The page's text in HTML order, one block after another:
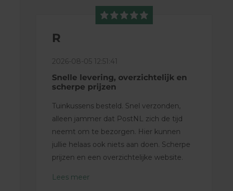
R
2026-08-05 12:51:41
Snelle levering, overzichtelijk en
scherpe prijzen
Tuinkussens besteld. Snel verzonden,
alleen jammer dat PostNL zich de tijd
neemt om te bezorgen. Hier kunnen
jullie helaas ook niets aan doen. Scherpe
prijzen en een overzichtelijke website.
Lees meer